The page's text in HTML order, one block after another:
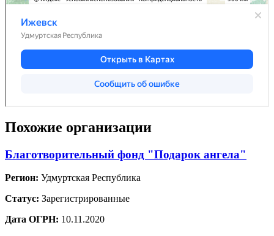
Похожие организации
Благотворительный фонд "Подарок ангела"
Регион: Удмуртская Республика
Статус: Зарегистрированные
Дата ОГРН: 10.11.2020